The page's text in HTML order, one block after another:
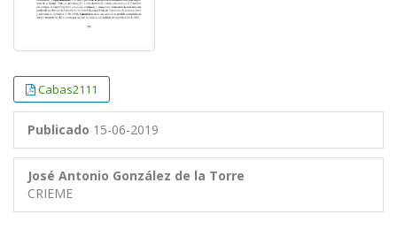
Cabas2111
Publicado 15-06-2019
José Antonio González de la Torre
CRIEME